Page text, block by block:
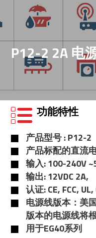
P12-2 2A 电
功能特性
产品型号 : P12-2
产品标配的直流
输入: 100-240V
输出: 12VDC 2A,
认证: CE, FCC, UL,
电源线版本：美
版本的电源线将
用于EG40系列